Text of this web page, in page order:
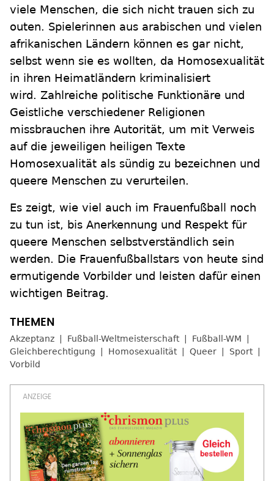
viele Menschen, die sich nicht trauen sich zu
outen. Spielerinnen aus arabischen und vielen
afrikanischen Ländern können es gar nicht,
selbst wenn sie es wollten, da Homosexualität
in ihren Heimatländern kriminalisiert
wird. Zahlreiche politische Funktionäre und
Geistliche verschiedener Religionen
missbrauchen ihre Autorität, um mit Verweis
auf die jeweiligen heiligen Texte
Homosexualität als sündig zu bezeichnen und
queere Menschen zu verurteilen.
Es zeigt, wie viel auch im Frauenfußball noch
zu tun ist, bis Anerkennung und Respekt für
queere Menschen selbstverständlich sein
werden. Die Frauenfußballstars von heute sind
ermutigende Vorbilder und leisten dafür einen
wichtigen Beitrag.
Akzeptanz Fußball-Weltmeisterschaft
Fußball-WM
Gleichberechtigung
Homosexualität Queer
Sport
Vorbild